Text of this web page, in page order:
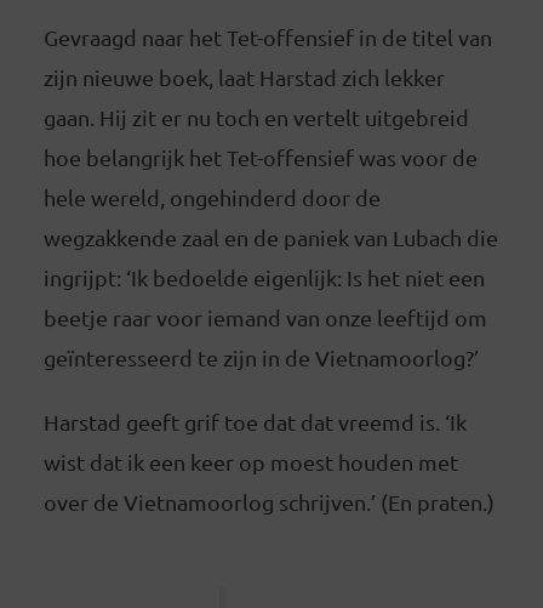
Gevraagd naar het Tet-offensief in de titel van
zijn nieuwe boek, laat Harstad zich lekker
gaan. Hij zit er nu toch en vertelt uitgebreid
hoe belangrijk het Tet-offensief was voor de
hele wereld, ongehinderd door de
wegzakkende zaal en de paniek van Lubach die
ingrijpt: ‘Ik bedoelde eigenlijk: Is het niet een
beetje raar voor iemand van onze leeftijd om
geïnteresseerd te zijn in de Vietnamoorlog?’
Harstad geeft grif toe dat dat vreemd is. ‘Ik
wist dat ik een keer op moest houden met
over de Vietnamoorlog schrijven.’ (En praten.)